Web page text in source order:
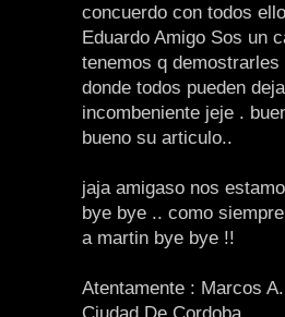
concuerdo con todos
Eduardo Amigo Sos un
tenemos q
donde todos pueden
incombeniente jeje .
bueno su articulo..
jaja amigaso nos
bye bye .. como
a martin bye bye !!
Atentamente : Marcos